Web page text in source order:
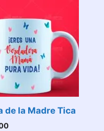
de la Madre Tica